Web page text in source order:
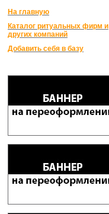
На главную
Каталог ритуальных фирм и
других компаний
Добавить себя в базу